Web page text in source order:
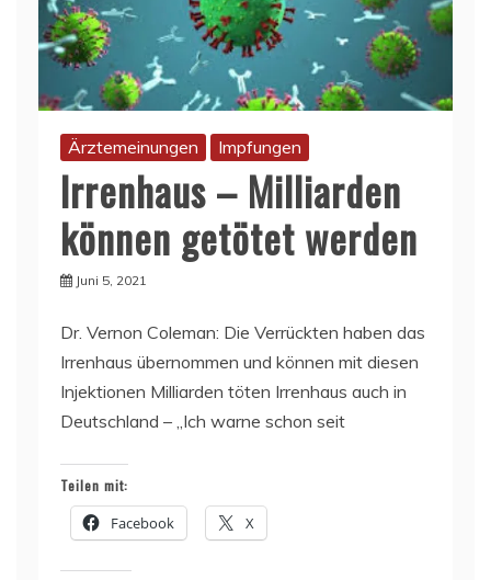
Ärztemeinungen Impfungen
Irrenhaus – Milliarden
können getötet werden
Juni 5, 2021
Dr. Vernon Coleman: Die Verrückten haben das
Irrenhaus übernommen und können mit diesen
Injektionen Milliarden töten Irrenhaus auch in
Deutschland – „Ich warne schon seit
Teilen mit:
Facebook X